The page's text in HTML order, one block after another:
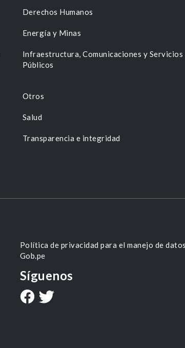
Derechos Humanos
Energía y Minas
Infraestructura, Comunicaciones y Servicios
Públicos
Otros
Salud
Transparencia e integridad
Política de privacidad para el manejo de
Gob.pe
Síguenos